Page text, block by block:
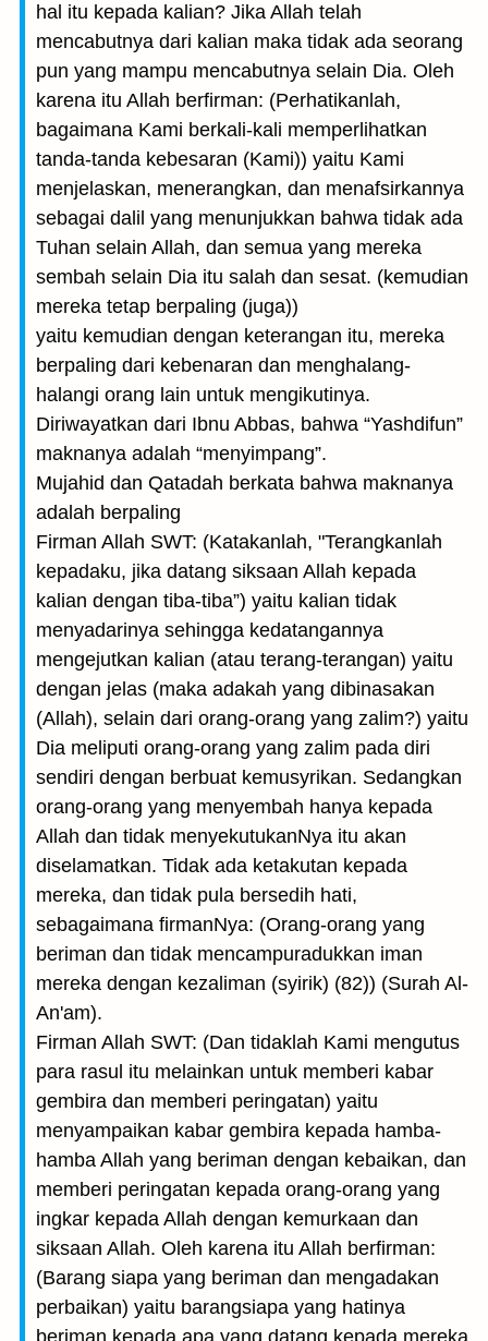
hal itu kepada kalian? Jika Allah telah
mencabutnya dari kalian maka tidak ada seorang
pun yang mampu mencabutnya selain Dia. Oleh
karena itu Allah berfirman: (Perhatikanlah,
bagaimana Kami berkali-kali memperlihatkan
tanda-tanda kebesaran (Kami)) yaitu Kami
menjelaskan, menerangkan, dan menafsirkannya
sebagai dalil yang menunjukkan bahwa tidak ada
Tuhan selain Allah, dan semua yang mereka
sembah selain Dia itu salah dan sesat. (kemudian
mereka tetap berpaling (juga))
yaitu kemudian dengan keterangan itu, mereka
berpaling dari kebenaran dan menghalang-
halangi orang lain untuk mengikutinya.
Diriwayatkan dari Ibnu Abbas, bahwa “Yashdifun”
maknanya adalah “menyimpang”.
Mujahid dan Qatadah berkata bahwa maknanya
adalah berpaling
Firman Allah SWT: (Katakanlah, "Terangkanlah
kepadaku, jika datang siksaan Allah kepada
kalian dengan tiba-tiba”) yaitu kalian tidak
menyadarinya sehingga kedatangannya
mengejutkan kalian (atau terang-terangan) yaitu
dengan jelas (maka adakah yang dibinasakan
(Allah), selain dari orang-orang yang zalim?) yaitu
Dia meliputi orang-orang yang zalim pada diri
sendiri dengan berbuat kemusyrikan. Sedangkan
orang-orang yang menyembah hanya kepada
Allah dan tidak menyekutukanNya itu akan
diselamatkan. Tidak ada ketakutan kepada
mereka, dan tidak pula bersedih hati,
sebagaimana firmanNya: (Orang-orang yang
beriman dan tidak mencampuradukkan iman
mereka dengan kezaliman (syirik) (82)) (Surah Al-
An'am).
Firman Allah SWT: (Dan tidaklah Kami mengutus
para rasul itu melainkan untuk memberi kabar
gembira dan memberi peringatan) yaitu
menyampaikan kabar gembira kepada hamba-
hamba Allah yang beriman dengan kebaikan, dan
memberi peringatan kepada orang-orang yang
ingkar kepada Allah dengan kemurkaan dan
siksaan Allah. Oleh karena itu Allah berfirman:
(Barang siapa yang beriman dan mengadakan
perbaikan) yaitu barangsiapa yang hatinya
beriman kepada apa yang datang kepada mereka